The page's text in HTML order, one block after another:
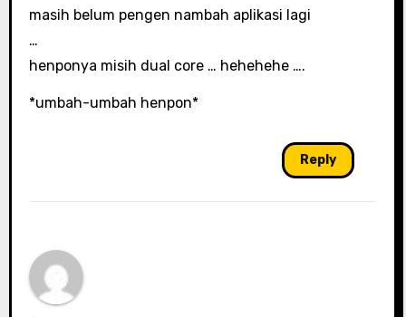
masih belum pengen nambah aplikasi lagi
…
henponya misih dual core … hehehehe ….
*umbah-umbah henpon*
Reply